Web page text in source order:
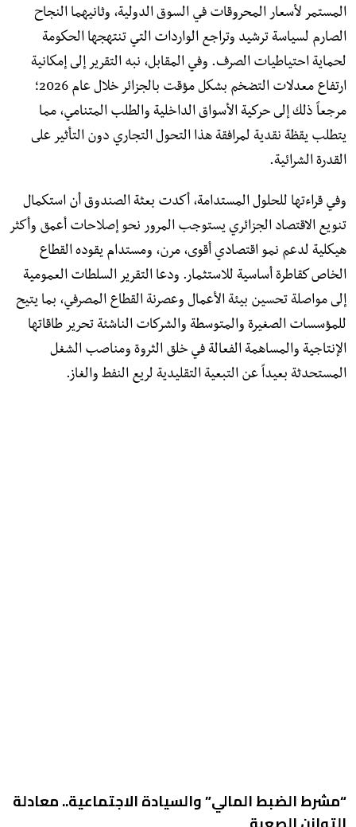
المستمر لأسعار المحروقات في السوق الدولية، وثانيهما النجاح
الصارم لسياسة ترشيد وتراجع الواردات التي تنتهجها الحكومة
لحماية احتياطيات الصرف. وفي المقابل، نبه التقرير إلى إمكانية
ارتفاع معدلات التضخم بشكل مؤقت بالجزائر خلال عام 2026؛
مرجعاً ذلك إلى حركية الأسواق الداخلية والطلب المتنامي، مما
يتطلب يقظة نقدية لمرافقة هذا التحول التجاري دون التأثير على
القدرة الشرائية.
وفي قراءتها للحلول المستدامة، أكدت بعثة الصندوق أن استكمال
تنويع الاقتصاد الجزائري يستوجب المرور نحو إصلاحات أعمق وأكثر
هيكلية لدعم نمو اقتصادي أقوى، مرن، ومستدام يقوده القطاع
الخاص كقاطرة أساسية للاستثمار. ودعا التقرير السلطات العمومية
إلى مواصلة تحسين بيئة الأعمال وعصرنة القطاع المصرفي، بما يتيح
للمؤسسات الصغيرة والمتوسطة والشركات الناشئة تحرير طاقاتها
الإنتاجية والمساهمة الفعالة في خلق الثروة ومناصب الشغل
المستحدثة بعيداً عن التبعية التقليدية لريع النفط والغاز.
“مشرط الضبط المالي” والسيادة الاجتماعية.. معادلة